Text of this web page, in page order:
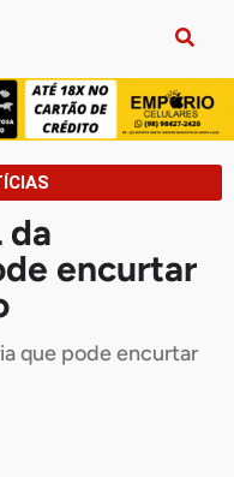
da
encurtar
que pode encurtar